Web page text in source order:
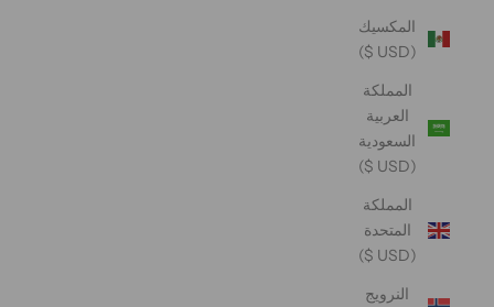
المكسيك
(USD $)
المملكة
العربية
السعودية
(USD $)
المملكة
المتحدة
(USD $)
النرويج